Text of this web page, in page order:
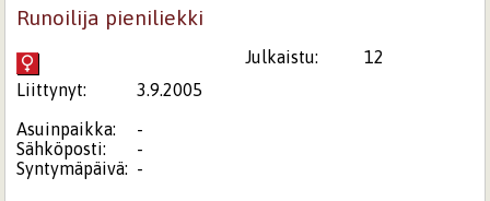
Runoilija pieniliekki
Julkaistu:
12
Liittynyt:
3.9.2005
Asuinpaikka:
-
Sähköposti:
-
Syntymäpäivä: -